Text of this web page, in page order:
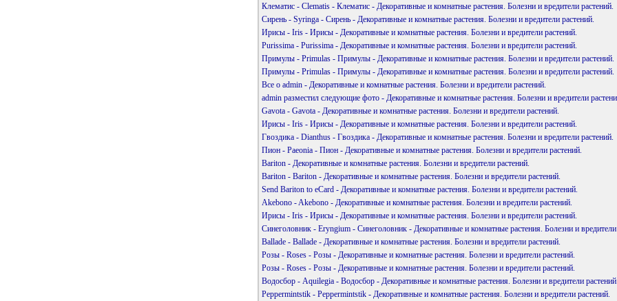
Клематис - Clematis - Клематис - Декоративные и комнатные растения. Болезни и вредители растений.
Сирень - Syringa - Сирень - Декоративные и комнатные растения. Болезни и вредители растений.
Ирисы - Iris - Ирисы - Декоративные и комнатные растения. Болезни и вредители растений.
Purissima - Purissima - Декоративные и комнатные растения. Болезни и вредители растений.
Примулы - Primulas - Примулы - Декоративные и комнатные растения. Болезни и вредители растений.
Примулы - Primulas - Примулы - Декоративные и комнатные растения. Болезни и вредители растений.
Все о admin - Декоративные и комнатные растения. Болезни и вредители растений.
admin разместил следующие фото - Декоративные и комнатные растения. Болезни и вредители
Gavota - Gavota - Декоративные и комнатные растения. Болезни и вредители растений.
Ирисы - Iris - Ирисы - Декоративные и комнатные растения. Болезни и вредители растений.
Гвоздика - Dianthus - Гвоздика - Декоративные и комнатные растения. Болезни и вредители растений.
Пион - Paeonia - Пион - Декоративные и комнатные растения. Болезни и вредители растений.
Bariton - Декоративные и комнатные растения. Болезни и вредители растений.
Bariton - Bariton - Декоративные и комнатные растения. Болезни и вредители растений.
Send Bariton to eCard - Декоративные и комнатные растения. Болезни и вредители растений.
Akebono - Akebono - Декоративные и комнатные растения. Болезни и вредители растений.
Ирисы - Iris - Ирисы - Декоративные и комнатные растения. Болезни и вредители растений.
Синеголовник - Eryngium - Синеголовник - Декоративные и комнатные растения. Болезни и вредители
Ballade - Ballade - Декоративные и комнатные растения. Болезни и вредители растений.
Розы - Roses - Розы - Декоративные и комнатные растения. Болезни и вредители растений.
Розы - Roses - Розы - Декоративные и комнатные растения. Болезни и вредители растений.
Водосбор - Aquilegia - Водосбор - Декоративные и комнатные растения. Болезни и вредители
Peppermintstik - Peppermintstik - Декоративные и комнатные растения. Болезни и вредители растений.